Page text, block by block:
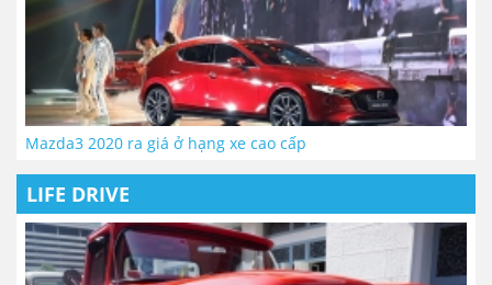
Mazda3 2020 ra giá ở hạng xe cao cấp
LIFE DRIVE